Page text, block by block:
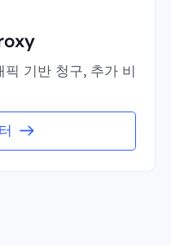
기반 청구, 추가 비